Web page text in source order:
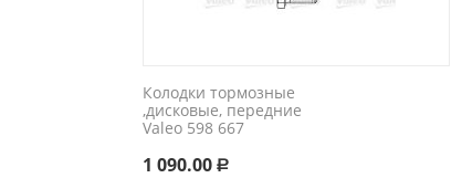
Колодки тормозные
,дисковые, передние
Valeo 598 667
1 090.00 Р